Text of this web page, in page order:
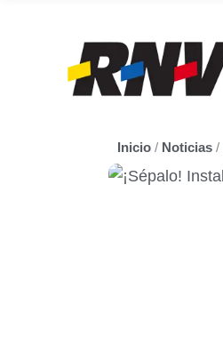
Inicio / Noticias /